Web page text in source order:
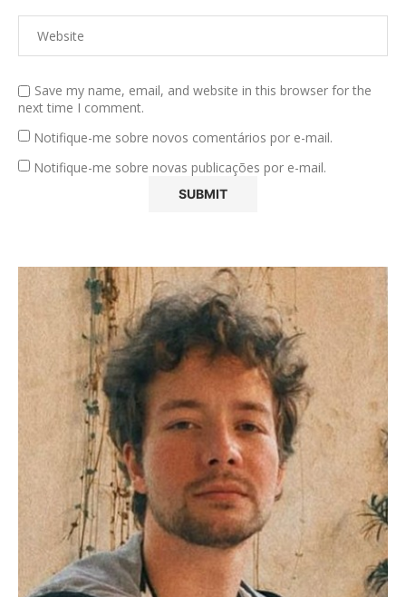
Save my name, email, and website in this browser for the
next time I comment.
Notifique-me sobre novos comentários por e-mail.
Notifique-me sobre novas publicações por e-mail.